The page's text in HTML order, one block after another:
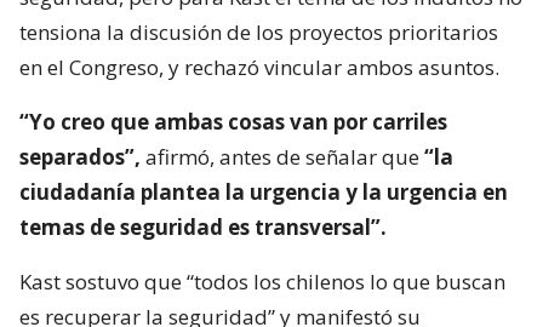
tensiona la discusión de los proyectos prioritarios
en el Congreso, y rechazó vincular ambos asuntos.
“Yo creo que ambas cosas van por carriles
separados”, afirmó, antes de señalar que“la
ciudadanía plantea la urgencia y la urgencia en
temas de seguridad es transversal”.
Kast sostuvo que “todos los chilenos lo que buscan
es recuperar la seguridad” y manifestó su